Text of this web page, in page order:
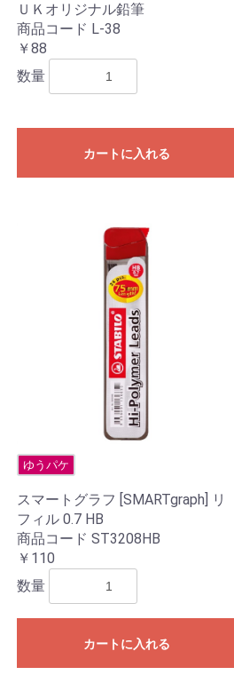
ＵＫオリジナル鉛筆
商品コード L-38
￥88
数量
カートに入れる
ゆうパケ
スマートグラフ [SMARTgraph] リ
フィル 0.7 HB
商品コード ST3208HB
￥110
数量
カートに入れる